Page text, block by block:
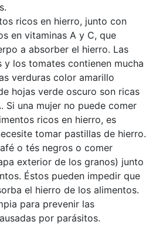
ricos en hierro, junto con
en vitaminas A y C, que
a absorber el hierro. Las
los tomates contienen mucha
verduras color amarillo
hojas verde oscuro son ricas
Si una mujer no puede comer
ricos en hierro, es
tomar pastillas de hierro.
o tés negros o comer
exterior de los granos) junto
Éstos pueden impedir que
el hierro de los alimentos.
para prevenir las
por parásitos.